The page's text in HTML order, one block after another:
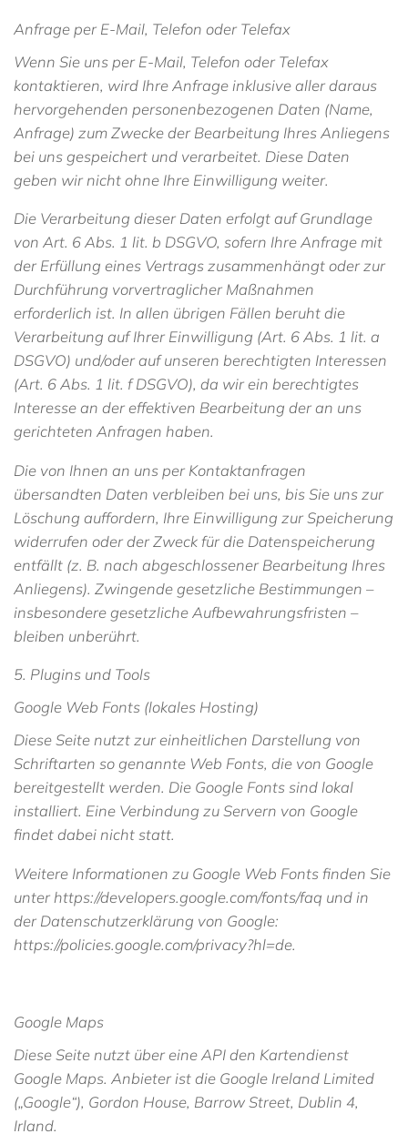
Anfrage per E-Mail, Telefon oder Telefax
Wenn Sie uns per E-Mail, Telefon oder Telefax
kontaktieren, wird Ihre Anfrage inklusive aller daraus
hervorgehenden personenbezogenen Daten (Name,
Anfrage) zum Zwecke der Bearbeitung Ihres Anliegens
bei uns gespeichert und verarbeitet. Diese Daten
geben wir nicht ohne Ihre Einwilligung weiter.
Die Verarbeitung dieser Daten erfolgt auf Grundlage
von Art. 6 Abs. 1 lit. b DSGVO, sofern Ihre Anfrage mit
der Erfüllung eines Vertrags zusammenhängt oder zur
Durchführung vorvertraglicher Maßnahmen
erforderlich ist. In allen übrigen Fällen beruht die
Verarbeitung auf Ihrer Einwilligung (Art. 6 Abs. 1 lit. a
DSGVO) und/oder auf unseren berechtigten Interessen
(Art. 6 Abs. 1 lit. f DSGVO), da wir ein berechtigtes
Interesse an der effektiven Bearbeitung der an uns
gerichteten Anfragen haben.
Die von Ihnen an uns per Kontaktanfragen
übersandten Daten verbleiben bei uns, bis Sie uns zur
Löschung auffordern, Ihre Einwilligung zur Speicherung
widerrufen oder der Zweck für die Datenspeicherung
entfällt (z. B. nach abgeschlossener Bearbeitung Ihres
Anliegens). Zwingende gesetzliche Bestimmungen –
insbesondere gesetzliche Aufbewahrungsfristen –
bleiben unberührt.
5. Plugins und Tools
Google Web Fonts (lokales Hosting)
Diese Seite nutzt zur einheitlichen Darstellung von
Schriftarten so genannte Web Fonts, die von Google
bereitgestellt werden. Die Google Fonts sind lokal
installiert. Eine Verbindung zu Servern von Google
findet dabei nicht statt.
Weitere Informationen zu Google Web Fonts finden Sie
unter https://developers.google.com/fonts/faq und in
der Datenschutzerklärung von Google:
https://policies.google.com/privacy?hl=de.
Google Maps
Diese Seite nutzt über eine API den Kartendienst
Google Maps. Anbieter ist die Google Ireland Limited
(„Google“), Gordon House, Barrow Street, Dublin 4,
Irland.